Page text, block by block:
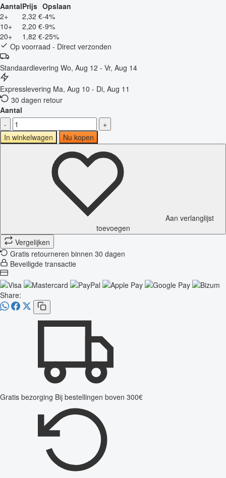
AantalPrijs Opslaan
2+
2,32 €-4%
10+
2,20 €-9%
20+
1,82 €-25%
Op voorraad - Direct verzonden
Standaardlevering Wo, Aug 12 - Vr, Aug 14
Expresslevering Ma, Aug 10 - Di, Aug 11
30 dagen retour
Aantal
-
+
In winkelwagen
Nu kopen
Aan verlanglijst
toevoegen
Vergelijken
Gratis retourneren binnen 30 dagen
Beveiligde transactie
Share:
Gratis bezorging Bij bestellingen boven 300€